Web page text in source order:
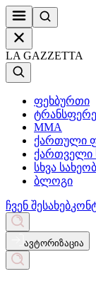
LA GAZZETTA
ფეხბურთი
MMA
ქართული
ქართველი
სხვა
ბლოგი
ჩვენ შესახებ
ავტორიზაცია